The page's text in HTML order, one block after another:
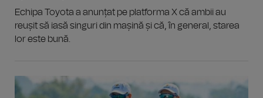
Echipa Toyota a anunțat pe platforma X că ambii au
reușit să iasă singuri din mașină și că, în general, starea
lor este bună.